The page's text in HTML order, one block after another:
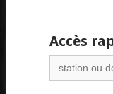
Accès
Search
for: